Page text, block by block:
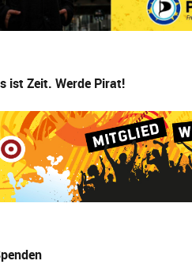
ist Zeit. Werde Pirat!